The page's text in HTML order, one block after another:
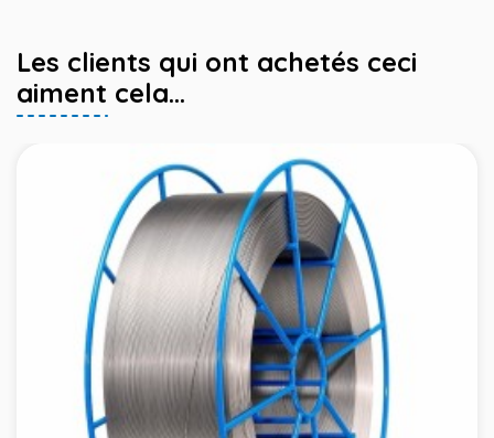
Les clients qui ont achetés ceci
aiment cela...